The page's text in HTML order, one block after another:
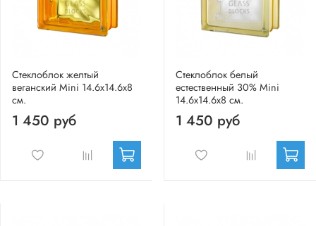
Стеклоблок желтый
веганский Mini 14.6x14.6x8
см.
1 450 руб
Стеклоблок белый
естественный 30% Mini
14.6x14.6x8 см.
1 450 руб